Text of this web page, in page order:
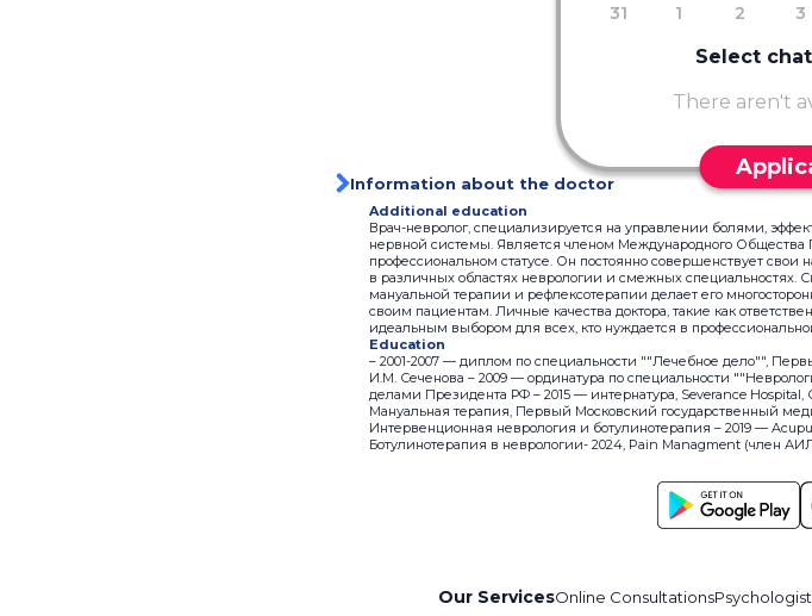
31 1 2 3
Select
There aren't
Information about the doctor
Additional education
Врач-невролог, специализируется на управлении болями,
нервной системы. Является членом Международного Общества
профессиональном статусе. Он постоянно совершенствует
в различных областях неврологии и смежных специальностях.
мануальной терапии и рефлексотерапии делает его
своим пациентам. Личные качества доктора, такие как
идеальным выбором для всех, кто нуждается в
Education
– 2001-2007 — диплом по специальности ""Лечебное дело"",
И.М. Сеченова – 2009 — ординатура по специальности
делами Президента РФ – 2015 — интернатура, Severance
Мануальная терапия, Первый Московский государственный
Интервенционная неврология и ботулинотерапия – 2019 —
Ботулинотерапия в неврологии- 2024, Pain Managment (член
Our ServicesOnline ConsultationsPsychologist